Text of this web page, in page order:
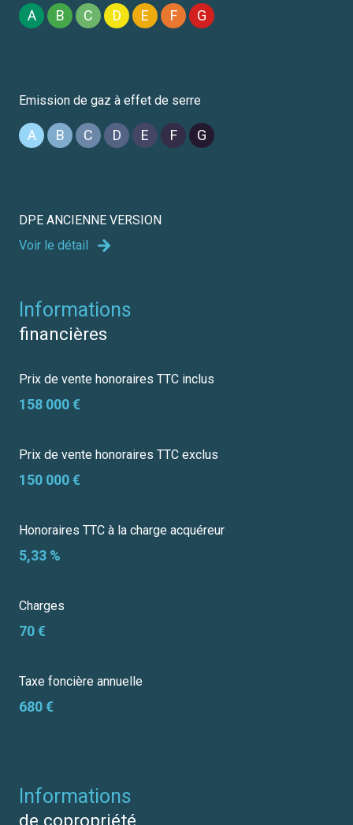
A B C D E F G
Emission de gaz à effet de serre
A B C D E F G
DPE ANCIENNE VERSION
Voir le détail
informations
financières
Prix de vente honoraires TTC inclus
158 000 €
Prix de vente honoraires TTC exclus
150 000 €
Honoraires TTC à la charge acquéreur
5,33 %
Charges
70 €
Taxe foncière annuelle
680 €
informations
de copropriété